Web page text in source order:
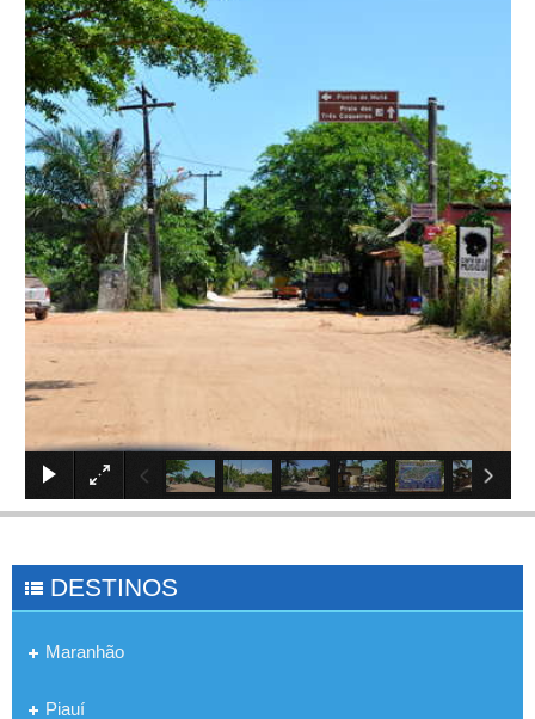
×
DESTINOS
Maranhão
Piauí